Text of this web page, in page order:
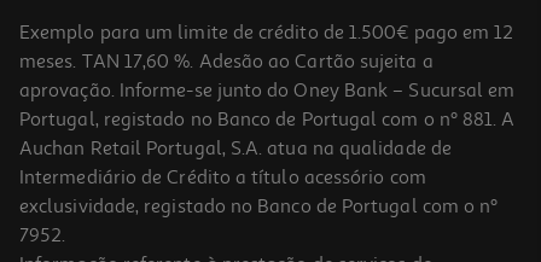
-10%
Exemplo para um limite de crédito de 1.500€ pago em 12
meses. TAN 17,60 %. Adesão ao Cartão sujeita a
aprovação. Informe-se junto do Oney Bank – Sucursal em
Portugal, registado no Banco de Portugal com o nº 881. A
Auchan Retail Portugal, S.A. atua na qualidade de
Intermediário de Crédito a título acessório com
exclusividade, registado no Banco de Portugal com o nº
7952.